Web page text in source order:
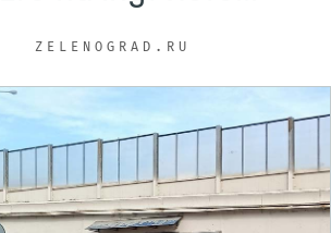
ZELENOGRAD.RU